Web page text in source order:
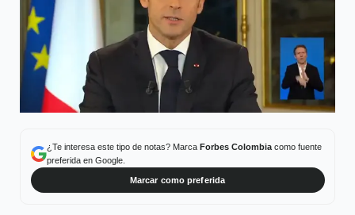
¿Te interesa este tipo de notas? Marca Forbes Colombiacomo fuente
preferida en Google.
Marcar como preferida